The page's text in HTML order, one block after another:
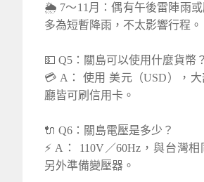
🌦️ 7～11月：偶有午後雷陣雨或
多為短暫降雨，不太影響行程。
💵 Q5：關島可以使用什麼貨幣？
💳 A： 使用 美元（USD），
廳皆可刷信用卡。
🔌 Q6：關島電壓是多少？
⚡ A： 110V／60Hz，與台灣
另外準備變壓器。